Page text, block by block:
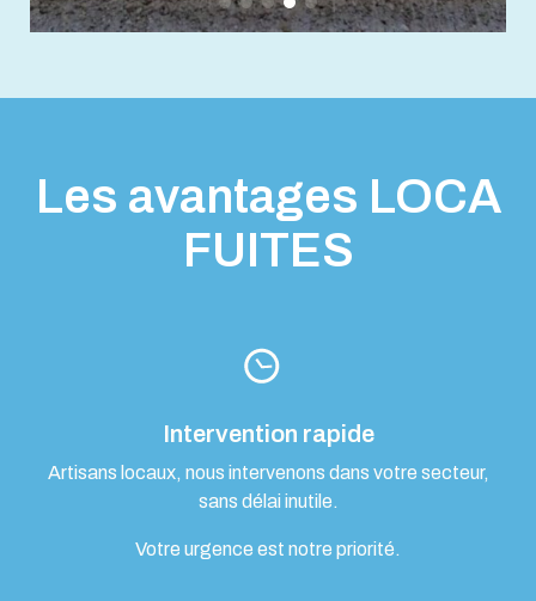
Les avantages LOCA
FUITES
Intervention rapide
Artisans locaux, nous intervenons dans votre secteur,
sans délai inutile.
Votre urgence est notre priorité.